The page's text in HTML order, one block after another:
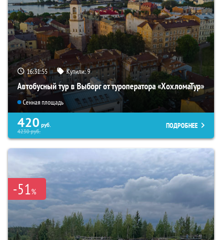
16:31:54 Купили:9
Автобусный тур в Выборг от туроператора «ХохломаТур»
Сенная площадь
420 руб.
4230руб.
ПОДРОБНЕЕ
-51%